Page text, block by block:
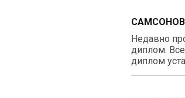
Недавно
диплом.
диплом